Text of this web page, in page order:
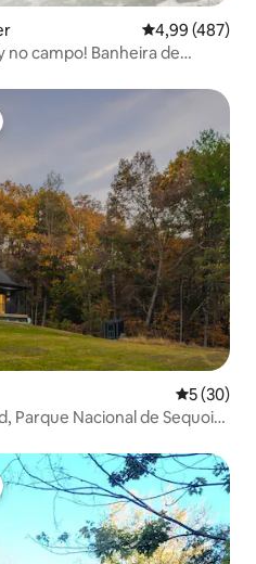
4,99 de uma
4,99 (487)
no campo! Banheira de
dos hóspedes
5 de uma
5 (30)
Parque Nacional de Sequoia,
dos hóspedes